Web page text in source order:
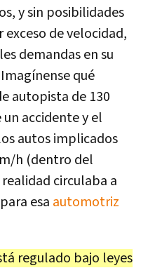
y sin posibilidades
de velocidad,
demandas en su
qué
autopista de 130
accidente y el
autos implicados
h (dentro del
circulaba a
esa automotriz
regulado bajo leyes